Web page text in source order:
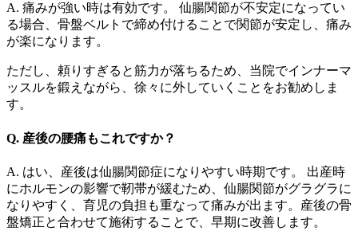
A. 痛みが強い時は有効です。 仙腸関節が不安定になってい
る場合、骨盤ベルトで締め付けることで関節が安定し、痛み
が楽になります。
ただし、頼りすぎると筋力が落ちるため、当院でインナーマ
ッスルを鍛えながら、徐々に外していくことをお勧めしま
す。
Q. 産後の腰痛もこれですか？
A. はい、産後は仙腸関節症になりやすい時期です。 出産時
にホルモンの影響で靭帯が緩むため、仙腸関節がグラグラに
なりやすく、育児の負担も重なって痛みが出ます。産後の骨
盤矯正と合わせて施術することで、早期に改善します。